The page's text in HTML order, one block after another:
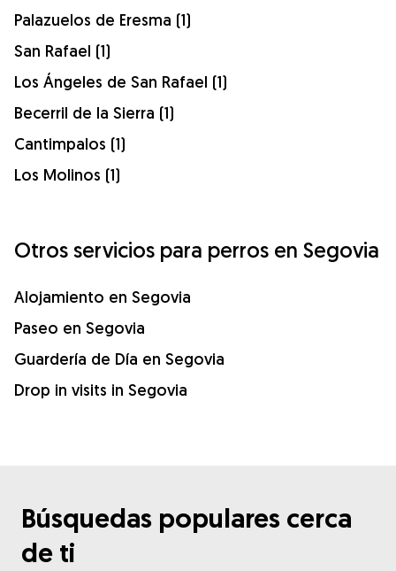
Palazuelos de Eresma (1)
San Rafael (1)
Los Ángeles de San Rafael (1)
Becerril de la Sierra (1)
Cantimpalos (1)
Los Molinos (1)
Otros servicios para perros en Segovia
Alojamiento en Segovia
Paseo en Segovia
Guardería de Día en Segovia
Drop in visits in Segovia
Búsquedas populares cerca
de ti